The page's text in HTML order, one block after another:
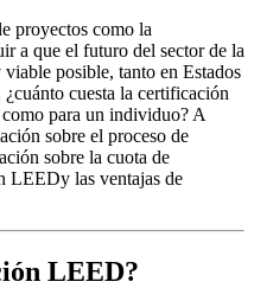
proyectos como la
a que el futuro del sector de la
posible, tanto en Estados
cuesta la certificación
para un individuo? A
sobre el proceso de
sobre la cuota de
LEEDy las ventajas de
LEED?